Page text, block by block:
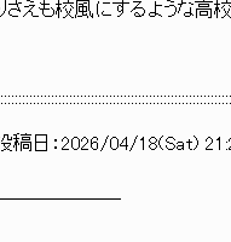
するような高校が多
稿日： 2026/04/18(Sat)
￣￣￣￣